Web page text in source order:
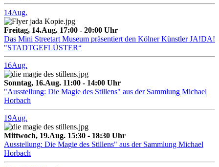
14Aug.
Freitag, 14.Aug. 17:00 - 20:00 Uhr
Das Mini Streetart Museum präsentiert den Kölner Künstler JA!DA!
"STADTGEFLÜSTER“
16Aug.
Sonntag, 16.Aug. 11:00 - 14:00 Uhr
"Ausstellung: Die Magie des Stillens" aus der Sammlung Michael
Horbach
19Aug.
Mittwoch, 19.Aug. 15:30 - 18:30 Uhr
Ausstellung: Die Magie des Stillens" aus der Sammlung Michael
Horbach